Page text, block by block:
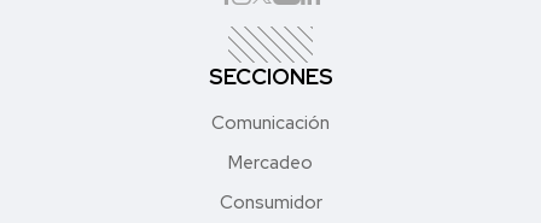
SECCIONES
Comunicación
Mercadeo
Consumidor